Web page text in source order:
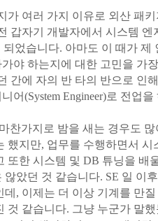
가 여러 가지 이유로 외산 패
갑자기 개발자에서 시스템 엔
되었습니다. 아마도 이 때가 제
야 하는지에 대한 고민을 가
간에 자의 반 타의 반으로 인
어(System Engineer)로 전업
찬가지로 밤을 새는 경우도
했지만, 업무를 수행하면서 시
또한 시스템 및 DB 튜닝을 배
았던 것 같습니다. SE 일 이
데, 이제는 더 이상 기계를 만
것 같습니다. 그냥 누군가 말